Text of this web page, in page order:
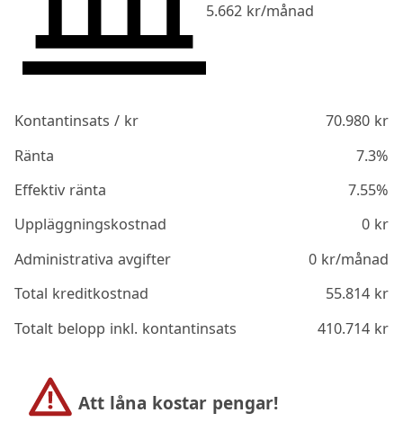
5.662 kr/månad
Kontantinsats / kr 70.980kr
Ränta
7.3%
Effektiv ränta
7.55%
Uppläggningskostnad
0kr
Administrativa avgifter
0kr/månad
Total kreditkostnad
55.814kr
Totalt belopp inkl. kontantinsats
410.714kr
Att låna kostar pengar!